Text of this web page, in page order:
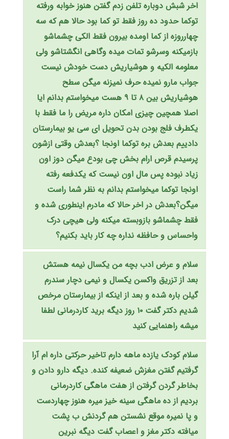
اخر شبش دوباره تلفن زدم گفتن هنوز خوابه ورفته
توکما حدود ده روز فقط تو کما بود حالا هم که سه
چهارروزه از کما اومده بیرون فقط الکی چشماشو
بازمیکنه وسرشو تمات میده وگاهی انگشتاشو ولی
معلومه الکیه و هوشیاریش دست خودش نیست
جواب مارو نمیده حرف نمیزنه میگن سطح
هوشیاریش بین ۸ تا ۹ هست میخواستم بدانم ایا
اصلا همچین چیزی امکان داره مریض را ما فقط با
یکطرف فلج بودن بدن تحویل ای سی یو بیمارستان
دادییم بعدش بره توکما اونجا ؟بعدش وقتی ازشون
پرسیدم قرص ارام بخش چی بودع میگن دوز اون
زیاد نبوده پس مال اون نیست که یکدفعه رفته
اونجا توکما میخواستم بدانم به نظر شما راست
میگن؟بعدش در اخر حالا که مادرم اینطوری شده و
فقط چشماشو بازوبسته میکنه ولی هیچی درک
واحساس و حافظه نداره چه کار باید بکنیم؟
سلام و عرض ادب بچه من یکسال نیمه هستش
بعد از تزریق واکسن یکسال و نیمی دچار سندرم
گیلن باره شده و بعد از اینکه از بیمارستان مرخص
شدیم دکتر گفت ۱۰ روز دیگه برید کاردرمانی لطفا
میشه راهنمایی کنید
سلام کودک یازده ماهه دارم تاخیر حرکتی داره ام آرا
گرفتیم گفتن مغزش ضعیفه کنده. دیگه دارو دادن و
بخاطر گردن گرفتن از هفت ماهگی کاردرمانی
بردیم از ده ماهگی سینه خیز میره هنوز چهاردست
و پا نمیره موقع نشستن هم گردنش ب پشت
میافته دکتر مغز و اعصاب گفت دیگه نبرین